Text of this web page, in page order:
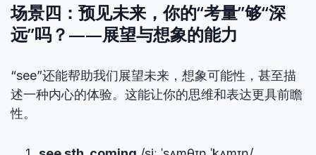
场景四：预见未来，你的“考量”够“深
远”吗？——展望与想象的能力
“see”还能帮助我们展望未来，想象可能性，甚至描
述一种内心的体验。这能让你的思维和表达更具前瞻
性。